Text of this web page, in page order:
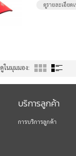
ดูรายละเอียด
ดูในมุมมอง:
บริการลูกค้า
การบริการลูกค้า